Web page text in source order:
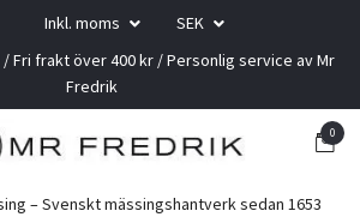
Inkl. moms
SEK
Fri frakt över 400 kr / Personlig service av Mr
Fredrik
0
– Svenskt mässingshantverk sedan 1653